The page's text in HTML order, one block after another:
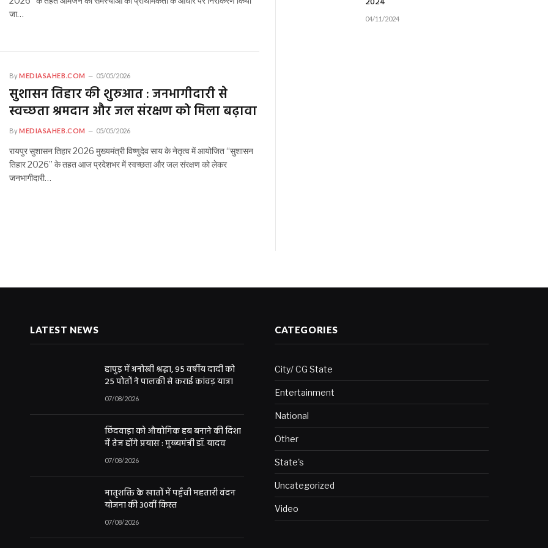
जा…
ByMEDIASAHEB.COM 05/05/2026
सुशासन तिहार की शुरुआत : जनभागीदारी से
स्वच्छता श्रमदान और जल संरक्षण को मिला बढ़ावा
ByMEDIASAHEB.COM 05/05/2026
रायपुर सुशासन तिहार 2026 मुख्यमंत्री विष्णुदेव साय के नेतृत्व में आयोजित “सुशासन
तिहार 2026” के तहत आज प्रदेशभर में स्वच्छता और जल संरक्षण को लेकर
जनभागीदारी…
04/11/2024
LATEST NEWS
हापुड़ में अनोखी श्रद्धा, 95 वर्षीय दादी को
25 पोतों ने पालकी से कराई कांवड़ यात्रा
07/08/2026
छिंदवाड़ा को औद्योगिक हब बनाने की दिशा
में तेज होंगे प्रयास : मुख्यमंत्री डॉ. यादव
07/08/2026
मातृशक्ति के खातों में पहुँची महतारी वंदन
योजना की 30वीं किस्त
07/08/2026
CATEGORIES
City/ CG State
Entertainment
National
Other
State's
Uncategorized
Video